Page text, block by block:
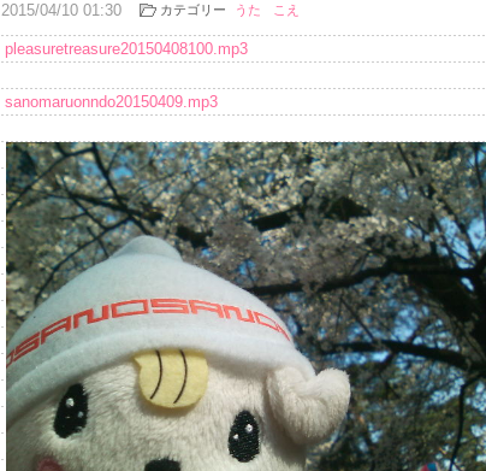
2015/04/10 01:30 カテゴリー うた こえ
pleasuretreasure20150408100.mp3
sanomaruonndo20150409.mp3